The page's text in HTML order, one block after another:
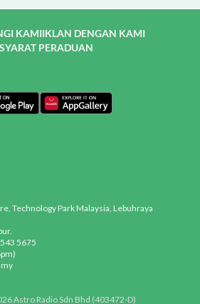
KAMIIKLAN DENGAN KAMI
PERADUAN
Technology Park Malaysia, Lebuhraya
5675
Astro Radio Sdn Bhd (403472-D)